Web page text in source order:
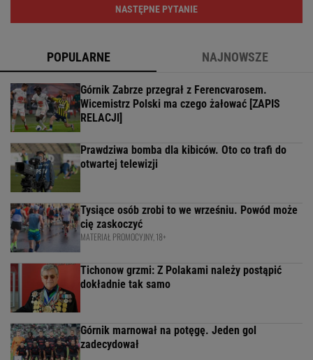
NASTĘPNE PYTANIE
POPULARNE NAJNOWSZE
Górnik Zabrze przegrał z Ferencvarosem.
Wicemistrz Polski ma czego żałować [ZAPIS
RELACJI]
Prawdziwa bomba dla kibiców. Oto co trafi do
otwartej telewizji
Tysiące osób zrobi to we wrześniu. Powód może
cię zaskoczyć
MATERIAŁ PROMOCYJNY, 18+
Tichonow grzmi: Z Polakami należy postąpić
dokładnie tak samo
Górnik marnował na potęgę. Jeden gol
zadecydował